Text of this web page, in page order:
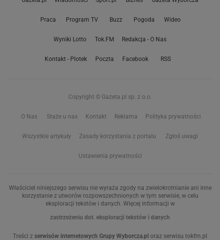
Praca Program TV Buzz Pogoda Wideo
Wyniki Lotto Tok.FM Redakcja - O Nas
Kontakt - Plotek Poczta Facebook RSS
Copyright © Gazeta.pl sp. z o.o.
O Nas Staże u nas Kontakt Reklama Polityka prywatności
Wszystkie artykuły Zasady korzystania z portalu Zgłoś uwagi
Ustawienia prywatności
Właściciel niniejszego serwisu nie wyraża zgody na zwielokrotnianie ani inne
korzystanie z utworów rozpowszechnionych w tym serwisie, w celu
eksploracji tekstów i danych. Więcej informacji w
zastrzeżeniu dot. eksploracji tekstów i danych
Treści z serwisów internetowych Grupy Wyborcza.pl oraz serwisu tokfm.pl